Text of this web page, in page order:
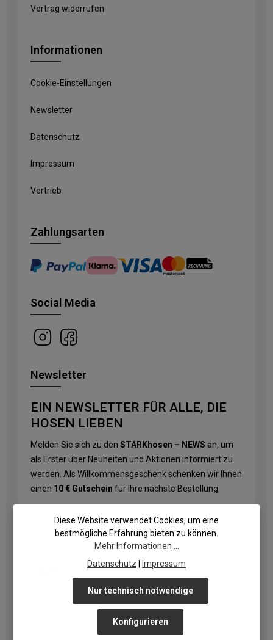
Vertrag widerrufen
Informationen
Cookie-Einstellungen
Newsletter
Datenschutz
Impressum
Vertrieb
Zahlungsarten
Social Media
Newsletter
EIN NEWSLETTER FÜR ALLE, DIE
HOSEN LIEBEN
Melden Sie sich zu den STARKhosen – NEWS an, um
als Erster über Neuheiten und Aktionen informiert zu
werden. Als Willkommensgeschenk schenken wir Ihnen
einen 10 € Gutschein für Ihre nächste Bestellung.
Datenschutzbestimmungenzur Kenntnis
Die mit einem Stern (*) markierten Felder sind Pflichtfelder.
Diese Website verwendet Cookies, um eine
bestmögliche Erfahrung bieten zu können.
Mehr Informationen ...
Datenschutz
Impressum
Nur technisch notwendige
Konfigurieren